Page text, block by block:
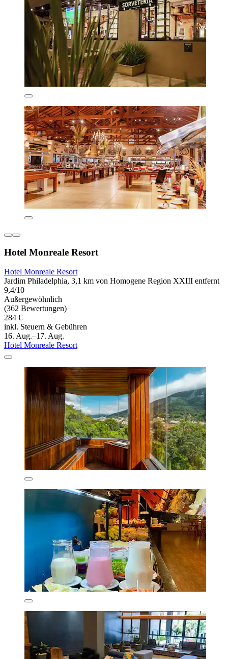
Hotel Monreale Resort
Hotel Monreale Resort
Jardim Philadelphia, 3,1 km von Homogene Region XXIII entfernt
9,4/10
Außergewöhnlich
(362 Bewertungen)
284 €
inkl. Steuern & Gebühren
16. Aug.–17. Aug.
Hotel Monreale Resort